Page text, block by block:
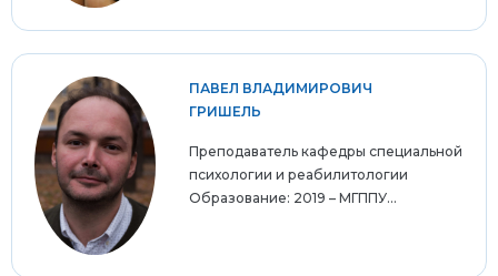
ПАВЕЛ ВЛАДИМИРОВИЧ
ГРИШЕЛЬ
Преподаватель кафедры специальной
психологии и реабилитологии
Образование: 2019 – МГППУ...